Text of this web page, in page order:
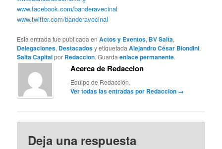
www.facebook.com/banderavecinal
www.twitter.com/banderavecinal
Esta entrada fue publicada enActos y Eventos, BV Salta,
Delegaciones, Destacadosy etiquetadaAlejandro César Biondini,
Salta Capitalpor Redaccion. Guardaenlace permanente.
Acerca de Redaccion
Equipo de Redacción.
Ver todas las entradas por Redaccion →
Deja una respuesta